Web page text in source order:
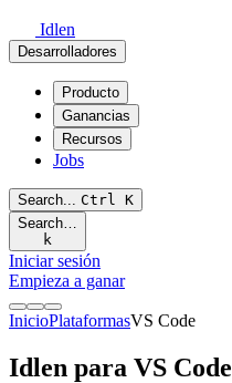
Idlen
Desarrolladores
Producto
Ganancias
Recursos
Jobs
Search... Ctrl K
Search…
k
Iniciar sesión
Empieza a ganar
InicioPlataformasVS Code
Idlen para VS Code